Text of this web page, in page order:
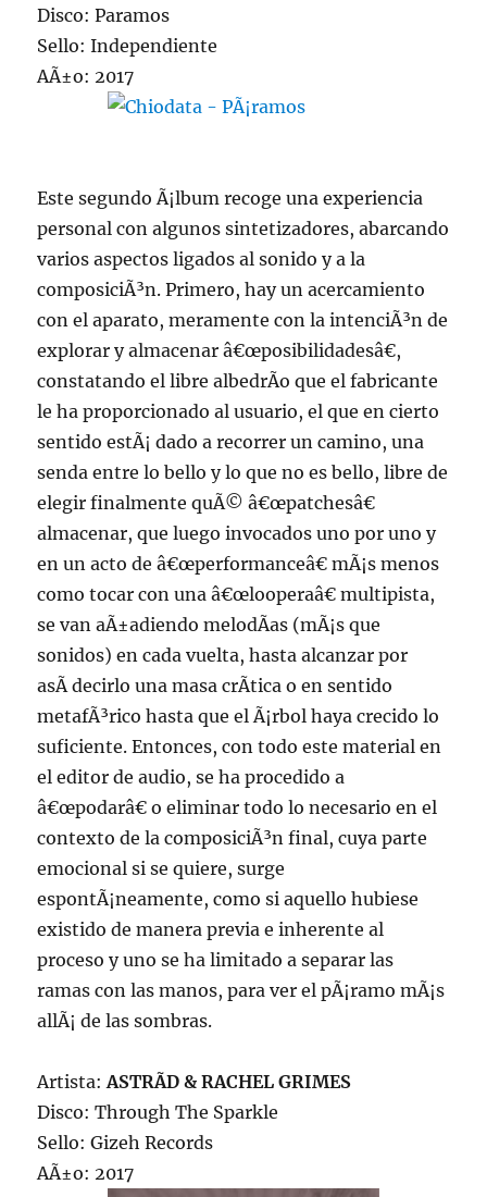
Disco: Paramos
Sello: Independiente
AÃ±o: 2017
Este segundo Ã¡lbum recoge una experiencia
personal con algunos sintetizadores, abarcando
varios aspectos ligados al sonido y a la
composiciÃ³n. Primero, hay un acercamiento
con el aparato, meramente con la intenciÃ³n de
explorar y almacenar â€œposibilidadesâ€,
constatando el libre albedrÃ­o que el fabricante
le ha proporcionado al usuario, el que en cierto
sentido estÃ¡ dado a recorrer un camino, una
senda entre lo bello y lo que no es bello, libre de
elegir finalmente quÃ© â€œpatchesâ€
almacenar, que luego invocados uno por uno y
en un acto de â€œperformanceâ€ mÃ¡s menos
como tocar con una â€œlooperaâ€ multipista,
se van aÃ±adiendo melodÃ­as (mÃ¡s que
sonidos) en cada vuelta, hasta alcanzar por
asÃ­ decirlo una masa crÃ­tica o en sentido
metafÃ³rico hasta que el Ã¡rbol haya crecido lo
suficiente. Entonces, con todo este material en
el editor de audio, se ha procedido a
â€œpodarâ€ o eliminar todo lo necesario en el
contexto de la composiciÃ³n final, cuya parte
emocional si se quiere, surge
espontÃ¡neamente, como si aquello hubiese
existido de manera previa e inherente al
proceso y uno se ha limitado a separar las
ramas con las manos, para ver el pÃ¡ramo mÃ¡s
allÃ¡ de las sombras.
Artista:ASTRÃD & RACHEL GRIMES
Disco: Through The Sparkle
Sello: Gizeh Records
AÃ±o: 2017